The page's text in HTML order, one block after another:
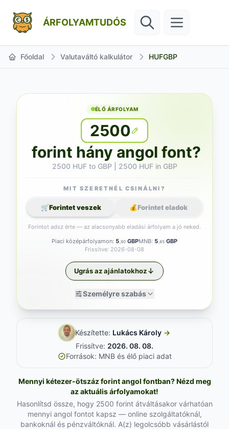
ÁRFOLYAMTUDÓS
Főoldal Valutaváltó kalkulátor HUFGBP
ÉLŐ ÁRFOLYAM
2500
forint hány angol font?
2500 HUF to GBP | 2500 HUF in GBP
Piaci középárfolyamon: 5 ,90 GBPMNB: 5 ,85 GBP
Frissítve: 2026-08-08
Személyre szabás
MIT SZERETNÉL CSINÁLNI?
🛒Forintet veszek 💰Forintet eladok
Forintot adsz érte — az alacsonyabb eladási árfolyam a jó neked.
Ugrás az ajánlatokhoz
Készítette: Lukács Károly →
Frissítve: 2026. 08. 08.
Források: MNB és élő piaci adat
Mennyi kétezer-ötszáz forint angol fontban? Nézd meg
az aktuális árfolyamokat!
Hasonlítsd össze, hogy 2500 forint átváltásakor várhatóan
mennyi angol fontot kapsz — online szolgáltatóknál,
bankoknál és pénzváltóknál. A(z) legolcsóbb vásárlástól